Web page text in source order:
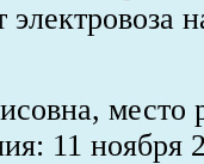
место
11 ноября